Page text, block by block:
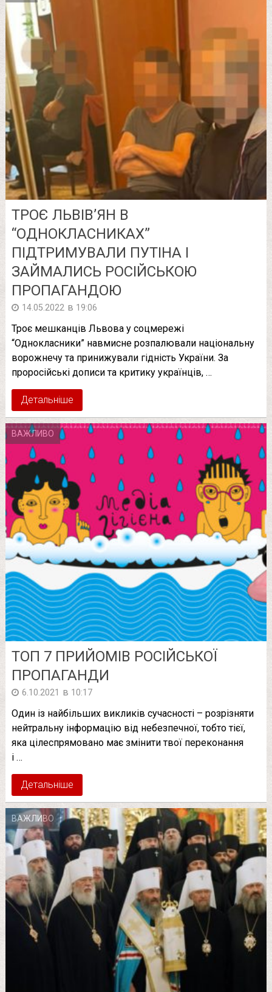
ТРОЄ ЛЬВІВ’ЯН В
“ОДНОКЛАСНИКАХ”
ПІДТРИМУВАЛИ ПУТІНА І
ЗАЙМАЛИСЬ РОСІЙСЬКОЮ
ПРОПАГАНДОЮ
14.05.2022 в 19:06
Троє мешканців Львова у соцмережі
“Однокласники” навмисне розпалювали національну
ворожнечу та принижували гідність України. За
проросійські дописи та критику українців, …
Детальніше
ВАЖЛИВО
ТОП 7 ПРИЙОМІВ РОСІЙСЬКОЇ
ПРОПАГАНДИ
6.10.2021 в 10:17
Один із найбільших викликів сучасності – розрізняти
нейтральну інформацію від небезпечної, тобто тієї,
яка цілеспрямовано має змінити твої переконання
і …
Детальніше
ВАЖЛИВО